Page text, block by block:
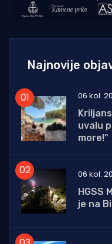
Najnovije
06 kol.
uvalu
more!"
06 kol.
HGSS
je na